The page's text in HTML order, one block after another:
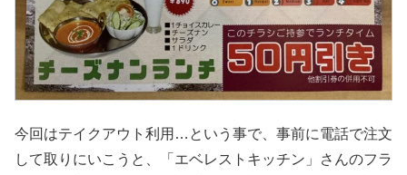
今回はテイクアウト利用…という事で、事前に電話で注文
して取りにいこうと、「エベレストキッチン」さんのフラ